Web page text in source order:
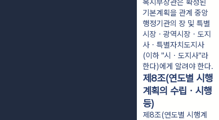
복지부장관은 확정된
기본계획을 관계 중앙
행정기관의 장 및 특별
시장ㆍ광역시장ㆍ도지
사ㆍ특별자치도지사
(이하 "시ㆍ도지사"라
한다)에게 알려야 한다.
제8조(연도별 시행
계획의 수립ㆍ시행
등)
제8조(연도별 시행계